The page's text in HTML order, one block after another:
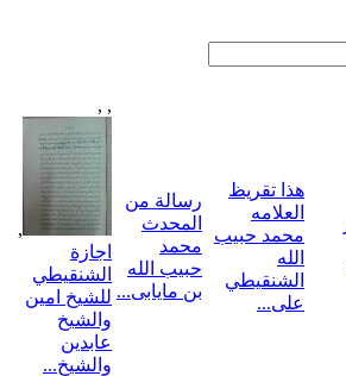
هذا تقريظ
العلامه
محمد حبيب
الله
الشنقيطي
على...
رسالة من
المحدث
محمد
حبيب الله
بن مايابى...
,
,
,
اجازة
الشنقيطي
للشيخ امين
والشيخ
عابدين
والشيخ...